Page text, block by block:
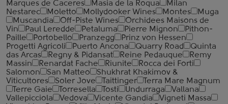
Marques de Caceres
Masia de la Roqua
Milan
Nestarec
Moletto Mollydooker Wines Montes
Muga
Muscandia
Off-Piste Wines
Orchidees Maisons de
Vin
Paul Leredde Petaluma Pierre Mignon
Pithon-
Paille
Portobello Pranzegg
Prinz von Hessen
Progetti Agricoli
Puerto Ancona Quarry Road
Quinta
das Arcas
Regny & Pidansat Reine Pedauque
Remy
Massin
Renardat Fache Riunite
Rocca dei Forti
Salomon
San Matteo
Shukhrat Khakimov &
Viticultores
Soler Jove Taittinger
Terra Mare Magnum
Terre Gaie
Torresella Tosti Undurraga
Vallana
Vallepicciola
Vedova Vicente Gandia
Vigneti Massa